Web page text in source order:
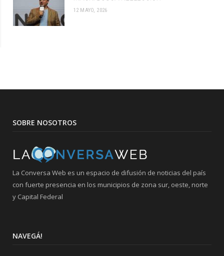
12 MAYO, 2026
SOBRE NOSOTROS
La Conversa Web es un espacio de difusión de noticias del país
con fuerte presencia en los municipios de zona sur, oeste, norte
y Capital Federal
NAVEGÁ!